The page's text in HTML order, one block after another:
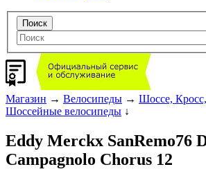
Магазин → Велосипеды → Шоссе,
Шоссейные велосипеды ↓
Eddy Merckx SanRemo76
Campagnolo Chorus 12